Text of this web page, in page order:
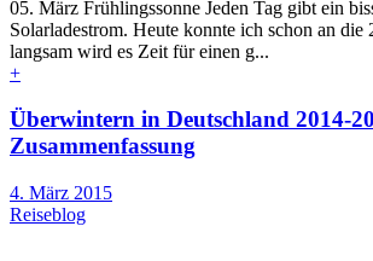
05. März Frühlingssonne Jeden Tag gibt ein
Solarladestrom. Heute konnte ich schon an die
langsam wird es Zeit für einen g...
+
Überwintern in Deutschland 2014-
Zusammenfassung
4. März 2015
Reiseblog